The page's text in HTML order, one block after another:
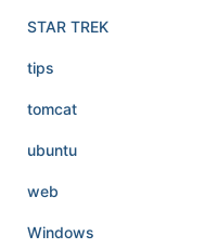
STAR TREK
tips
tomcat
ubuntu
web
Windows